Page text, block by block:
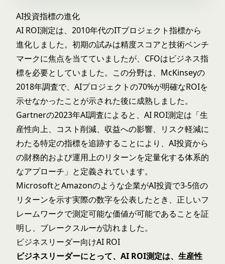
AI投資指標の進化
AI ROI測定は、2010年代のITプロジェクト指標から
進化しました。初期の試みは精度スコアと技術ベンチ
マークに焦点を当てていましたが、CFOはビジネス指
標を必要としていました。この分野は、McKinseyの
2018年調査で、AIプロジェクトの70%が明確なROIを
示せなかったことが示された後に成熟しました。
Gartnerの2023年AI調査によると、AI ROI測定は「生
産性向上、コスト削減、収益への影響、リスク軽減に
わたる特定の指標を追跡することにより、AI投資から
の財務的および運用上のリターンを定量化する体系的
なアプローチ」と定義されています。
MicrosoftとAmazonのような企業がAI投資で3-5倍の
リターンを示す実際の数字を公表したとき、正しいフ
レームワークで測定可能な価値が可能であることを証
明し、ブレークスルーが訪れました。
ビジネスリーダー向けAI ROI
ビジネスリーダーにとって、AI ROI測定は、生産性